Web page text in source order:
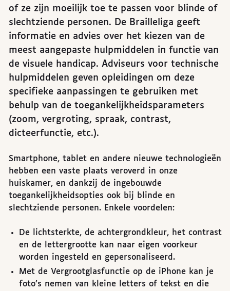
of ze zijn moeilijk toe te passen voor blinde of
slechtziende personen. De Brailleliga geeft
informatie en advies over het kiezen van de
meest aangepaste hulpmiddelen in functie van
de visuele handicap. Adviseurs voor technische
hulpmiddelen geven opleidingen om deze
specifieke aanpassingen te gebruiken met
behulp van de toegankelijkheidsparameters
(zoom, vergroting, spraak, contrast,
dicteerfunctie, etc.).
Smartphone, tablet en andere nieuwe technologieën
hebben een vaste plaats veroverd in onze
huiskamer, en dankzij de ingebouwde
toegankelijkheidsopties ook bij blinde en
slechtziende personen. Enkele voordelen:
De lichtsterkte, de achtergrondkleur, het contrast
en de lettergrootte kan naar eigen voorkeur
worden ingesteld en gepersonaliseerd.
Met de Vergrootglasfunctie op de iPhone kan je
foto’s nemen van kleine letters of tekst en die